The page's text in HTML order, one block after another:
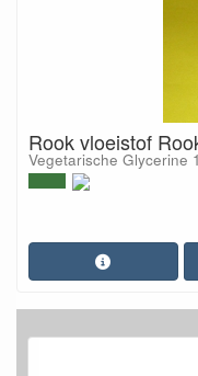
Rook vloeistof
Vegetarische Glycerine